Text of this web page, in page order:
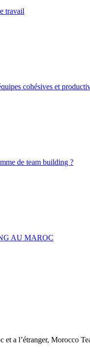
travail
cohésives et
de team building ?
AU MAROC
a l’étranger, Morocco